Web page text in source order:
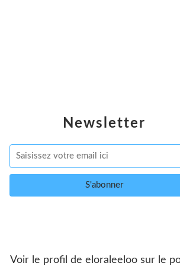
Newsletter
Voir le profil de eloraleeloosur le